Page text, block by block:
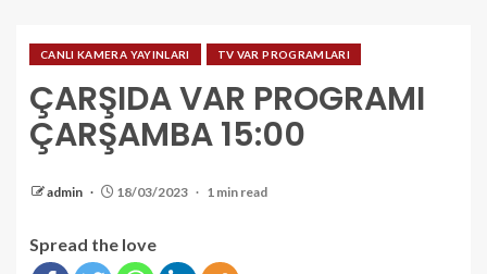
CANLI KAMERA YAYINLARI TV VAR PROGRAMLARI
ÇARŞIDA VAR PROGRAMI
ÇARŞAMBA 15:00
admin 18/03/2023 1 min read
Spread the love